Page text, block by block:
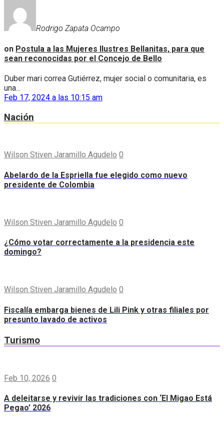
Rodrigo Zapata Ocampo
on Postula a las Mujeres Ilustres Bellanitas, para que
sean reconocidas por el Concejo de Bello
Duber mari correa Gutiérrez, mujer social o comunitaria, es
una...
Feb 17, 2024 a las 10:15 am
Nación
Wilson Stiven Jaramillo Agudelo 0
Abelardo de la Espriella fue elegido como nuevo
presidente de Colombia
Wilson Stiven Jaramillo Agudelo 0
¿Cómo votar correctamente a la presidencia este
domingo?
Wilson Stiven Jaramillo Agudelo 0
Fiscalía embarga bienes de Lili Pink y otras filiales por
presunto lavado de activos
Turismo
Feb 10, 2026 0
A deleitarse y revivir las tradiciones con ‘El Migao Está
Pegao’ 2026